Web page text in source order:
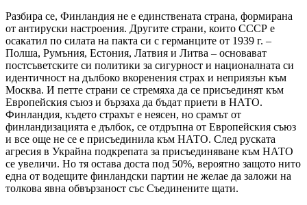
Разбира се, Финландия не е единствената страна, формирана
от антируски настроения. Другите страни, които СССР е
осакатил по силата на пакта си с германците от 1939 г. –
Полша, Румъния, Естония, Латвия и Литва – основават
постсъветските си политики за сигурност и националната си
идентичност на дълбоко вкоренения страх и неприязън към
Москва. И петте страни се стремяха да се присъединят към
Европейския съюз и бързаха да бъдат приети в НАТО.
Финландия, където страхът е неясен, но срамът от
финландизацията е дълбок, се отдръпна от Европейския съюз
и все още не се е присъединила към НАТО. След руската
агресия в Украйна подкрепата за присъединяване към НАТО
се увеличи. Но тя остава доста под 50%, вероятно защото нито
една от водещите финландски партии не желае да заложи на
толкова явна обвързаност със Съединените щати.